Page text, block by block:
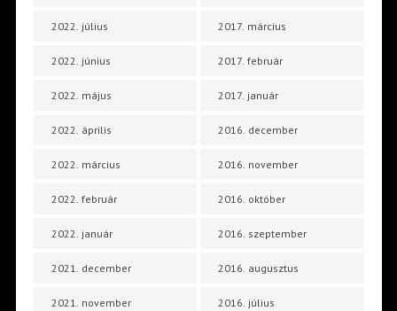
2022. július
2022. június
2022. május
2022. április
2022. március
2022. február
2022. január
2021. december
2021. november
2017. március
2017. február
2017. január
2016. december
2016. november
2016. október
2016. szeptember
2016. augusztus
2016. július